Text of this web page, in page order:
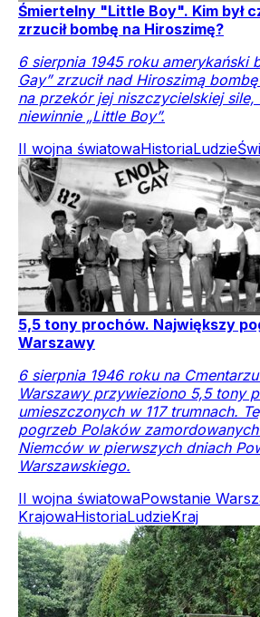
Śmiertelny "Little Boy". Kim był
zrzucił bombę na Hiroszimę?
6 sierpnia 1945 roku amerykański
Gay” zrzucił nad Hiroszimą
na przekór jej niszczycielskiej sile,
niewinnie „Little Boy”.
II wojna światowaHistoriaLudzie
5,5 tony prochów. Największy
Warszawy
6 sierpnia 1946 roku na
Warszawy przywieziono 5,5 tony
umieszczonych w 117 trumnach.
pogrzeb Polaków
Niemców w pierwszych dniach
Warszawskiego.
II wojna światowaPowstanie
KrajowaHistoriaLudzieKraj